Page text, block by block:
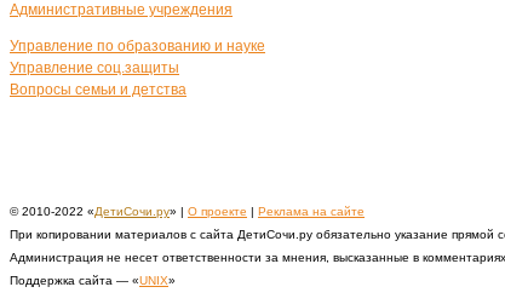
Административные учреждения
Управление по образованию и науке
Управление соц.защиты
Вопросы семьи и детства
© 2010-2022 «ДетиСочи.ру» | О проекте | Реклама на сайте
При копировании материалов с сайта ДетиСочи.ру обязательно указание прямой
Администрация не несет ответственности за мнения, высказанные в комментариях
Поддержка сайта — «UNIX»